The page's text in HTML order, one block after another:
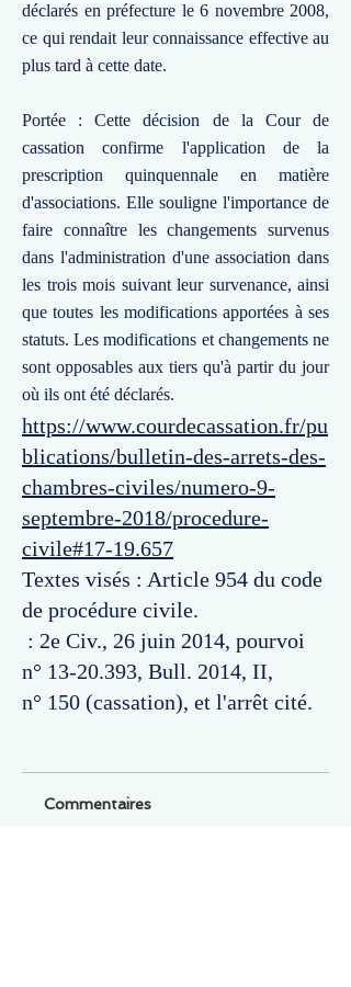
déclarés en préfecture le 6 novembre 2008,
ce qui rendait leur connaissance effective au
plus tard à cette date.
Portée : Cette décision de la Cour de
cassation confirme l'application de la
prescription quinquennale en matière
d'associations. Elle souligne l'importance de
faire connaître les changements survenus
dans l'administration d'une association dans
les trois mois suivant leur survenance, ainsi
que toutes les modifications apportées à ses
statuts. Les modifications et changements ne
sont opposables aux tiers qu'à partir du jour
où ils ont été déclarés.
https://www.courdecassation.fr/pu
blications/bulletin-des-arrets-des-
chambres-civiles/numero-9-
septembre-2018/procedure-
civile#17-19.657
Textes visés : Article 954 du code
de procédure civile.
: 2e Civ., 26 juin 2014, pourvoi
n° 13-20.393, Bull. 2014, II,
n° 150 (cassation), et l'arrêt cité.
Commentaires